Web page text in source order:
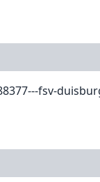
fsv-